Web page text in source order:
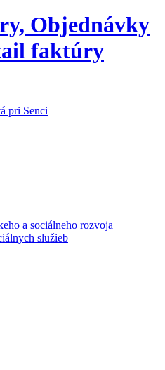
Objednávky
faktúry
a sociálneho rozvoja
služieb